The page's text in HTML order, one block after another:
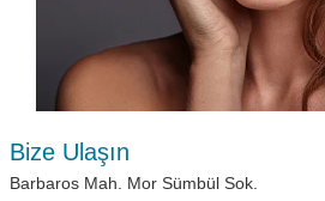
Bize Ulaşın
Barbaros Mah. Mor Sümbül Sok.